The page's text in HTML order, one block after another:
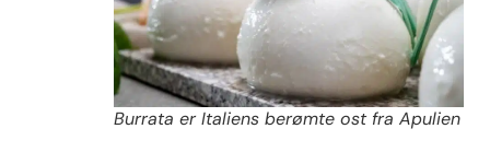
Burrata er Italiens berømte ost fra Apulien